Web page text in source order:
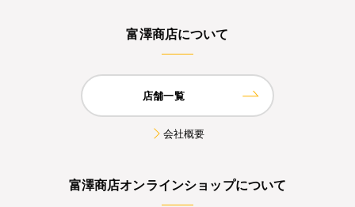
富澤商店について
店舗一覧
会社概要
富澤商店オンラインショップについて